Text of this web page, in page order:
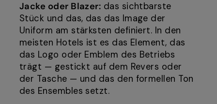
Jacke oder Blazer: das sichtbarste
Stück und das, das das Image der
Uniform am stärksten definiert. In den
meisten Hotels ist es das Element, das
das Logo oder Emblem des Betriebs
trägt — gestickt auf dem Revers oder
der Tasche — und das den formellen Ton
des Ensembles setzt.